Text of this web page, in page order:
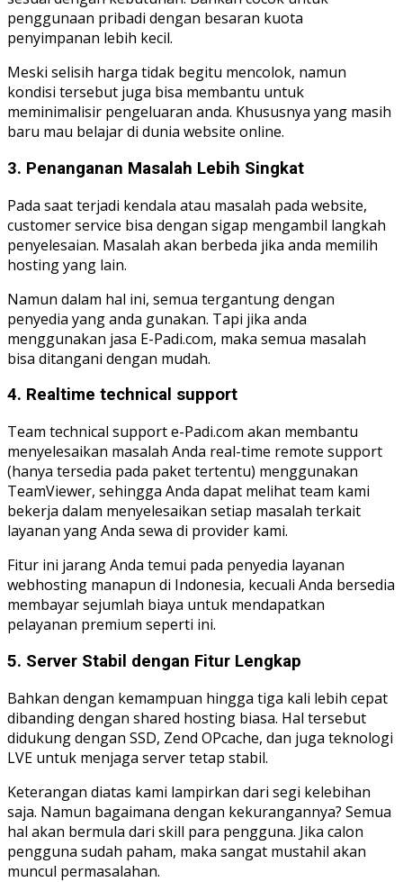
penggunaan pribadi dengan besaran kuota
penyimpanan lebih kecil.
Meski selisih harga tidak begitu mencolok, namun
kondisi tersebut juga bisa membantu untuk
meminimalisir pengeluaran anda. Khususnya yang masih
baru mau belajar di dunia website online.
3. Penanganan Masalah Lebih Singkat
Pada saat terjadi kendala atau masalah pada website,
customer service bisa dengan sigap mengambil langkah
penyelesaian. Masalah akan berbeda jika anda memilih
hosting yang lain.
Namun dalam hal ini, semua tergantung dengan
penyedia yang anda gunakan. Tapi jika anda
menggunakan jasa E-Padi.com, maka semua masalah
bisa ditangani dengan mudah.
4. Realtime technical support
Team technical support e-Padi.com akan membantu
menyelesaikan masalah Anda real-time remote support
(hanya tersedia pada paket tertentu) menggunakan
TeamViewer, sehingga Anda dapat melihat team kami
bekerja dalam menyelesaikan setiap masalah terkait
layanan yang Anda sewa di provider kami.
Fitur ini jarang Anda temui pada penyedia layanan
webhosting manapun di Indonesia, kecuali Anda bersedia
membayar sejumlah biaya untuk mendapatkan
pelayanan premium seperti ini.
5. Server Stabil dengan Fitur Lengkap
Bahkan dengan kemampuan hingga tiga kali lebih cepat
dibanding dengan shared hosting biasa. Hal tersebut
didukung dengan SSD, Zend OPcache, dan juga teknologi
LVE untuk menjaga server tetap stabil.
Keterangan diatas kami lampirkan dari segi kelebihan
saja. Namun bagaimana dengan kekurangannya? Semua
hal akan bermula dari skill para pengguna. Jika calon
pengguna sudah paham, maka sangat mustahil akan
muncul permasalahan.